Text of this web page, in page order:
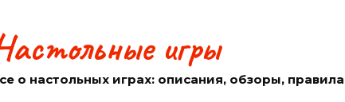
игры
о настольных играх: описания, обзоры, правила